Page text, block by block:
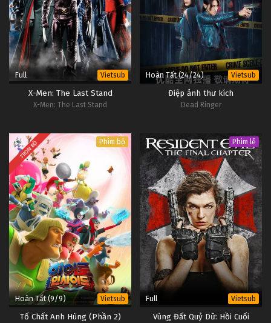
Thôn Tính Bầu Trời Tập 28
Tập 28
Thôn Tính Bầu Trời Tập 27
Tập 27
Thôn Tính Bầu Trời Tập 26
Thôn Tính Bầu Trời Tập 25
Tập 25
Thôn Tính Bầu Trời Tập 24
Tập 24
Thôn Tính Bầu Trời Tập 23
Tập 23
Thôn Tính Bầu Trời Tập 22
Tập 22
Full Vietsub
X-Men: The Last Stand
X-Men: The Last Stand
Hoàn Tất (24/24) Vietsub
Điệp ảnh thư kích
Dead Ringer
TRỌN BỘ Phim bộ
Hoàn Tất (9/9) Vietsub
Tố Chất Anh Hùng (Phần 2)
Phim lẻ
Full Vietsub
Vùng Đất Quỷ Dữ: Hồi Cuối